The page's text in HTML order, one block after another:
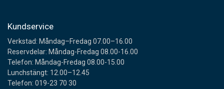
Kundservice
Verkstad: Måndag–Fredag 07.00–16.00
Reservdelar: Måndag-Fredag 08.00-16.00
Telefon: Måndag-Fredag 08.00-15.00
Lunchstängt: 12.00–12.45
Telefon: 019-23 70 30